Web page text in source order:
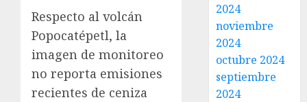
Respecto al volcán
Popocatépetl, la
imagen de monitoreo
no reporta emisiones
recientes de ceniza
2024
noviembre
2024
octubre 2024
septiembre
2024